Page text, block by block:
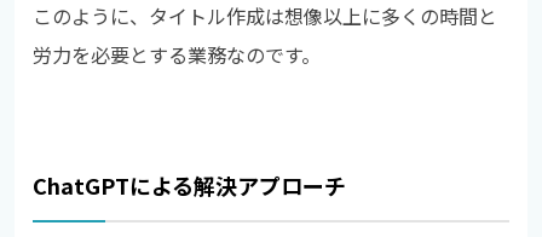
このように、タイトル作成は想像以上に多くの時間と
労力を必要とする業務なのです。
ChatGPTによる解決アプローチ